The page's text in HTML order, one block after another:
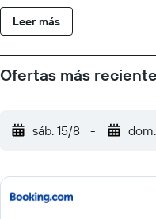
en este albergue incluyen
practicar las actividades de
posible que se aplique un
Leer más
Ofertas más
sáb. 15/8 -